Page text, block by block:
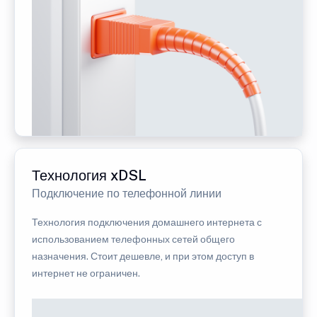
Технология xDSL
Подключение по телефонной линии
Технология подключения домашнего интернета с
использованием телефонных сетей общего
назначения. Стоит дешевле, и при этом доступ в
интернет не ограничен.